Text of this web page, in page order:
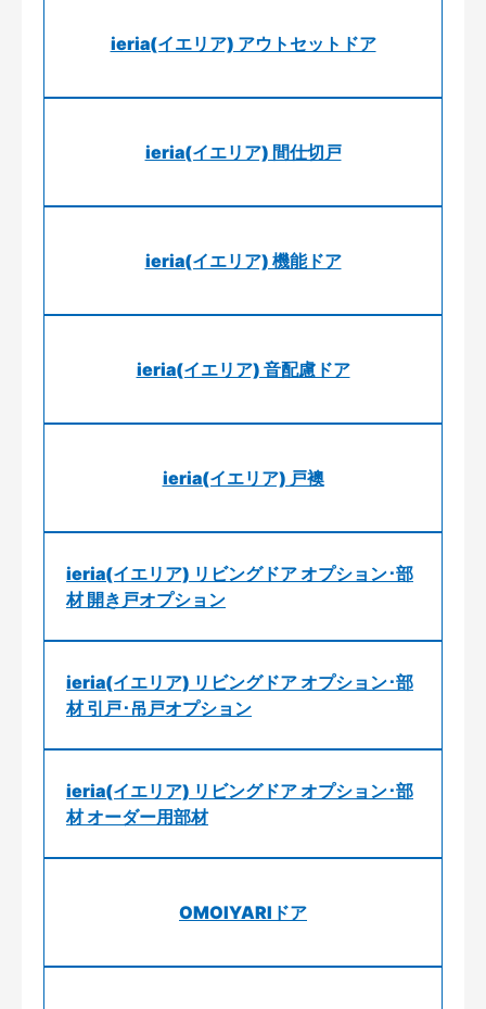
ieria(イエリア) アウトセットドア
ieria(イエリア) 間仕切戸
ieria(イエリア) 機能ドア
ieria(イエリア) 音配慮ドア
ieria(イエリア) 戸襖
ieria(イエリア) リビングドア オプション･部
材 開き戸オプション
ieria(イエリア) リビングドア オプション･部
材 引戸･吊戸オプション
ieria(イエリア) リビングドア オプション･部
材 オーダー用部材
OMOIYARIドア